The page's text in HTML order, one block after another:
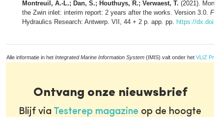
Montreuil, A.-L.; Dan, S.; Houthuys, R.; Verwaest, T. (2021).
the Zwin inlet: interim report: 2 years after the works. Version 3.0.
Hydraulics Research: Antwerp. VII, 44 + 2 p. app. pp. https://
Alle informatie in het Integrated Marine Information System (IMIS) valt onder het VLIZ
Ontvang onze nieuwsbrief
Blijf via Testerep magazine op de hoogte